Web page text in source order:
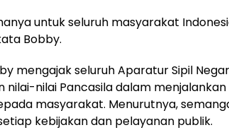
untuk seluruh masyarakat
Bobby.
mengajak seluruh Aparatur Sipil
nilai Pancasila dalam
masyarakat. Menurutnya,
kebijakan dan pelayanan publik.